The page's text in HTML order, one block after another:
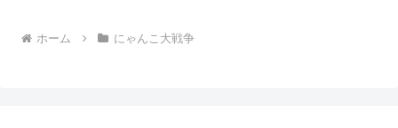
ホーム にゃんこ大戦争